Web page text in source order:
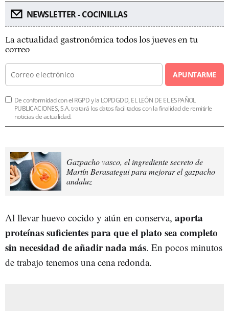
NEWSLETTER - COCINILLAS
La actualidad gastronómica todos los jueves en tu
correo
APUNTARME
De conformidad con el RGPD y la LOPDGDD, EL LEÓN DE EL ESPAÑOL
PUBLICACIONES, S.A. tratará los datos facilitados con la finalidad de remitirle
noticias de actualidad.
Gazpacho vasco, el ingrediente secreto de
Martín Berasategui para mejorar el gazpacho
andaluz
Al llevar huevo cocido y atún en conserva, aporta
proteínas suficientes para que el plato sea completo
sin necesidad de añadir nada más. En pocos minutos
de trabajo tenemos una cena redonda.